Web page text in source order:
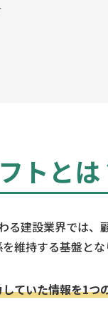
トとは
建設業界では
維持する基盤とな
ていた情報を1つ